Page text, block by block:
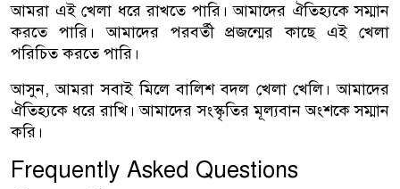
আমরা এই খেলা ধরে রাখতে পারি। আমাদের ঐতিহ্যকে সম্মান
করতে পারি। আমাদের পরবর্তী প্রজন্মের কাছে এই খেলা
পরিচিত করতে পারি।
আসুন, আমরা সবাই মিলে বালিশ বদল খেলা খেলি। আমাদের
ঐতিহ্যকে ধরে রাখি। আমাদের সংস্কৃতির মূল্যবান অংশকে সম্মান
করি।
Frequently Asked Questions